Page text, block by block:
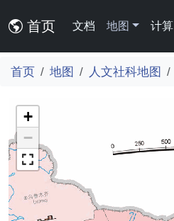
首页 文档 地图 计算
首页 地图 人文社科地图
+
−